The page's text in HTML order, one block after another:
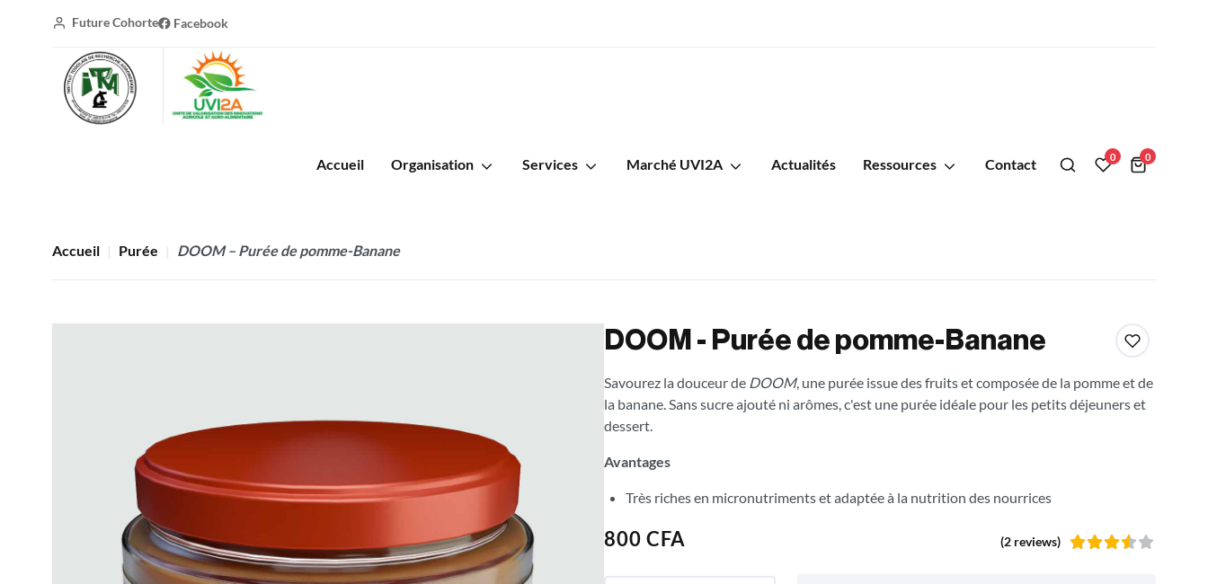
Future Cohorte Facebook
Accueil Organisation Services Marché UVI2A Actualités Ressources Contact 0 0
Accueil Purée DOOM – Purée de pomme-Banane
DOOM - Purée de pomme-Banane
Savourez la douceur de DOOM, une purée issue des fruits et composée de la pomme et de
la banane. Sans sucre ajouté ni arômes, c'est une purée idéale pour les petits déjeuners et
dessert.
Avantages
Très riches en micronutriments et adaptée à la nutrition des nourrices
800 CFA
(2 reviews)